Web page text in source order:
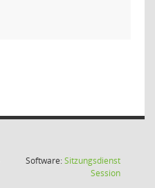
Software:Sitzungsdienst
Session(Wird in